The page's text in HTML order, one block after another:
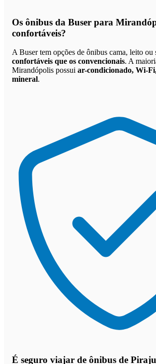
Os ônibus da Buser para
confortáveis?
A Buser tem opções de ônibus cama, leito ou
confortáveis que os convencionais. A
Mirandópolis possui ar-condicionado, Wi-
mineral.
É seguro viajar de ônibus de